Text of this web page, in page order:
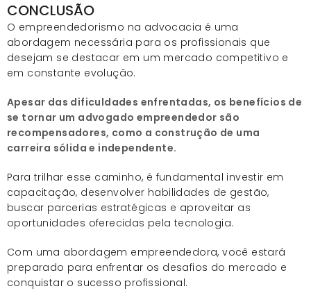
CONCLUSÃO
O empreendedorismo na advocacia é uma
abordagem necessária para os profissionais que
desejam se destacar em um mercado competitivo e
em constante evolução.
Apesar das dificuldades enfrentadas, os benefícios de
se tornar um advogado empreendedor são
recompensadores, como a construção de uma
carreira sólida e independente.
Para trilhar esse caminho, é fundamental investir em
capacitação, desenvolver habilidades de gestão,
buscar parcerias estratégicas e aproveitar as
oportunidades oferecidas pela tecnologia.
Com uma abordagem empreendedora, você estará
preparado para enfrentar os desafios do mercado e
conquistar o sucesso profissional.